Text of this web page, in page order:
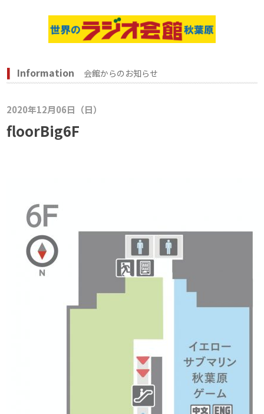
Information 会館からのお知らせ
2020年12月06日（日）
floorBig6F